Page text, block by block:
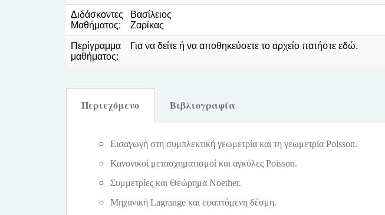
Διδάσκοντες
Μαθήματος:
Βασίλειος
Ζαρίκας
Περίγραμμα
μαθήματος:
Για να δείτε ή να αποθηκεύσετε το αρχείο πατήστε εδώ.
Περιεχόμενο Βιβλιογραφία
Εισαγωγή στη συμπλεκτική γεωμετρία και τη γεωμετρία Poisson.
Κανονικοί μετασχηματισμοί και αγκύλες Poisson.
Συμμετρίες και Θεώρημα Noether.
Μηχανική Lagrange και εφαπτόμενη δέσμη.